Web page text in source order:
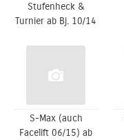
Stufenheck &
Turnier ab Bj. 10/14
S-Max (auch
Facelift 06/15) ab